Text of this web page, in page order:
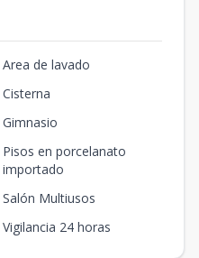
3
3 2
Area de lavado
Cisterna
Gimnasio
Pisos en porcelanato
importado
Salón Multiusos
Vigilancia 24 horas